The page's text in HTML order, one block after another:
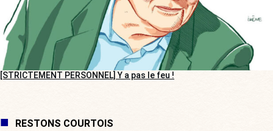
[STRICTEMENT PERSONNEL] Y a pas le feu !
RESTONS COURTOIS